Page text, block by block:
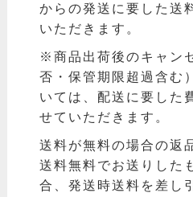
からの発送に要した送
いただきます。
※商品出荷後のキャン
否・保管期限超過含む
いては、配送に要した
せていただきます。
送料が無料の場合の返
送料無料でお送りした
合、発送時送料を差し